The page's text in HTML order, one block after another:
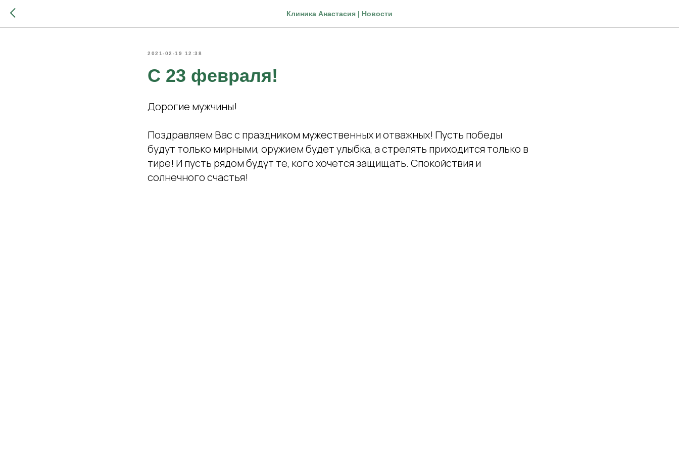
Клиника Анастасия | Новости
2021-02-19 12:38
С 23 февраля!
Дорогие мужчины!
Поздравляем Вас с праздником мужественных и отважных! Пусть победы
будут только мирными, оружием будет улыбка, а стрелять приходится только в
тире! И пусть рядом будут те, кого хочется защищать. Спокойствия и
солнечного счастья!